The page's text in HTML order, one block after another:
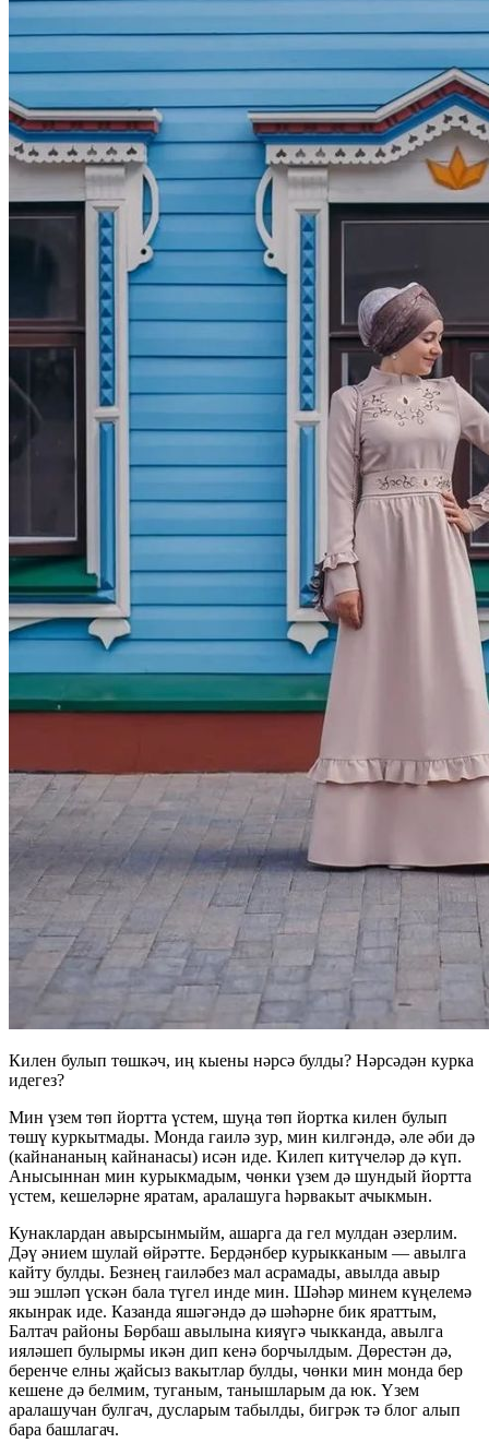
Килен булып төшкәч, иң кыены нәрсә булды? Нәрсәдән курка
идегез?
Мин үзем төп йортта үстем, шуңа төп йортка килен булып
төшү куркытмады. Монда гаилә зур, мин килгәндә, әле әби дә
(кайнананың кайнанасы) исән иде. Килеп китүчеләр дә күп.
Анысыннан мин курыкмадым, чөнки үзем дә шундый йортта
үстем, кешеләрне яратам, аралашуга һәрвакыт ачыкмын.
Кунаклардан авырсынмыйм, ашарга да гел мулдан әзерлим.
Дәү әнием шулай өйрәтте. Бердәнбер курыкканым — авылга
кайту булды. Безнең гаиләбез мал асрамады, авылда авыр
эш эшләп үскән бала түгел инде мин. Шәһәр минем күңелемә
якынрак иде. Казанда яшәгәндә дә шәһәрне бик яраттым,
Балтач районы Бөрбаш авылына кияүгә чыкканда, авылга
ияләшеп булырмы икән дип кенә борчылдым. Дөрестән дә,
беренче елны җайсыз вакытлар булды, чөнки мин монда бер
кешене дә белмим, туганым, танышларым да юк. Үзем
аралашучан булгач, дусларым табылды, бигрәк тә блог алып
бара башлагач.